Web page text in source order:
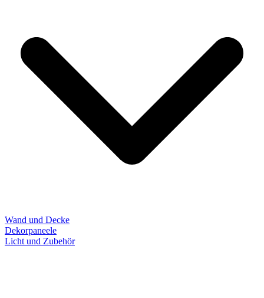
Wand und Decke
Dekorpaneele
Licht und Zubehör